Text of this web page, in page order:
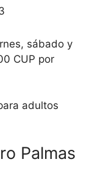
sábado y
CUP por
adultos
Palmas